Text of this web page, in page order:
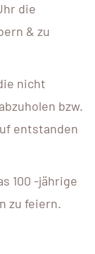
die
& zu
nicht
bzw.
entstanden
100 -jährige
zu feiern.